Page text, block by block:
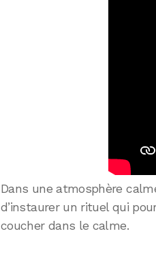
Dans une atmosphère
d’instaurer un rituel qui
coucher dans le calme.